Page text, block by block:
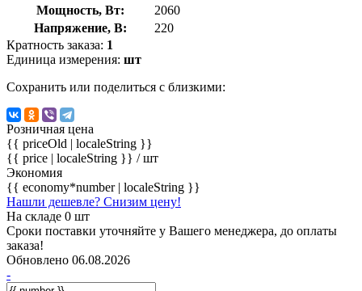
Мощность, Вт:
2060
Напряжение, В:
220
Кратность заказа: 1
Единица измерения: шт
Сохранить или поделиться с близкими:
Розничная цена
{{ priceOld | localeString }}
{{ price | localeString }} / шт
Экономия
{{ economy*number | localeString }}
Нашли дешевле? Снизим цену!
На складе 0 шт
Сроки поставки уточняйте у Вашего менеджера, до оплаты
заказа!
Обновлено 06.08.2026
-